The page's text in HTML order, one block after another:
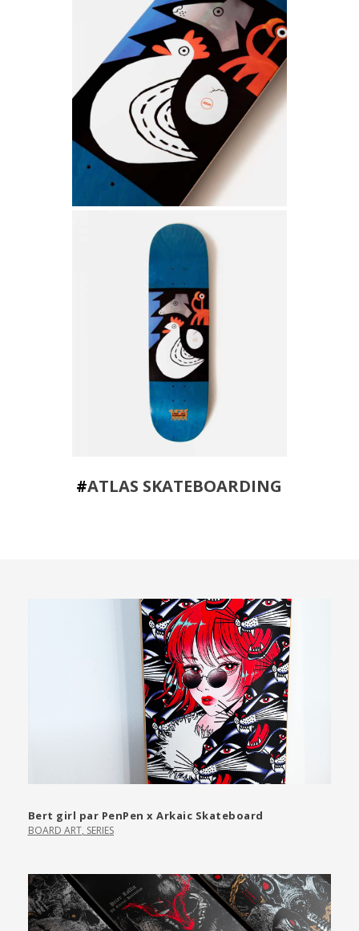
#ATLAS SKATEBOARDING
Bert girl par PenPen x Arkaic Skateboard
BOARD ART, SERIES